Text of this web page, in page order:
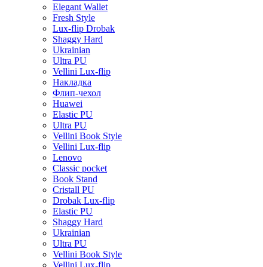
Elegant Wallet
Fresh Style
Lux-flip Drobak
Shaggy Hard
Ukrainian
Ultra PU
Vellini Lux-flip
Накладка
Флип-чехол
Huawei
Elastic PU
Ultra PU
Vellini Book Style
Vellini Lux-flip
Lenovo
Classic pocket
Book Stand
Cristall PU
Drobak Lux-flip
Elastic PU
Shaggy Hard
Ukrainian
Ultra PU
Vellini Book Style